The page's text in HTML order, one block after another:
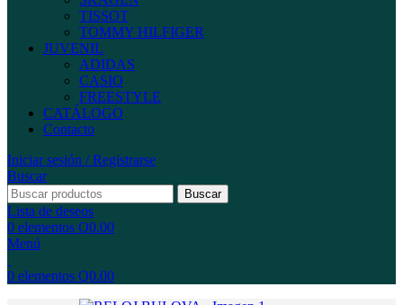
TISSOT
TOMMY HILFIGER
JUVENIL
ADIDAS
CASIO
FREESTYLE
CATÁLOGO
Contacto
Iniciar sesión / Registrarse
Buscar
Buscar
Lista de deseos
0 elementos Q0.00
Menú
0 elementos Q0.00